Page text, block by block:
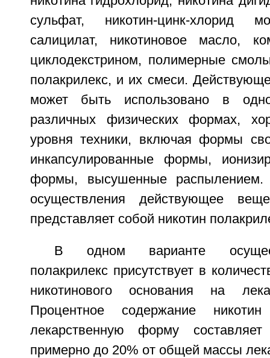
сульфат, никотин-цинк-хлорид
салицилат, никотиновое масло,
циклодекстрином, полимерные
полакрилекс, и их смеси.
может быть использовано в
различных физических формах,
уровня техники, включая формы
инкапсулированные формы,
формы, высушенные
осуществления действующее
представляет собой никотин
В одном варианте
полакрилекс присутствует в
никотинового основания на
Процентное содержание
лекарственную форму
примерно до 20% от общей массы